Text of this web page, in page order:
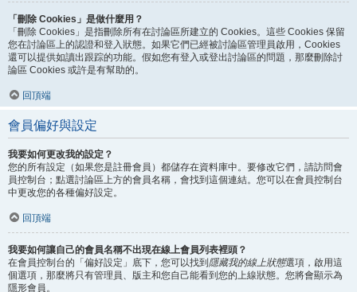
「刪除 Cookies」是做什麼用？
「刪除 Cookies」是指刪除所有在討論區所建立的 Cookies。這些 Cookies 保留
您在討論區上的認證和登入狀態。如果它們已經被討論區管理員啟用，Cookies
還可以提供如讀出跟踪的功能。假如您有登入或登出討論區的問題，那麼刪除討
論區 Cookies 或許是有幫助的。
回頂端
會員偏好與設定
我要如何更改我的設定？
您的所有設定（如果您是註冊會員）都儲存在資料庫中。要修改它們，請訪問會
員控制台；點選討論區上方的會員名稱，會找到這個連結。您可以在會員控制台
中更改您的各種偏好設定。
回頂端
我要如何讓自己的會員名稱不出現在線上會員列表裡頭？
在會員控制台的「偏好設定」底下，您可以找到 隱藏我的線上狀態選項，啟用這
個選項，那麼將只有管理員、版主和您自己能看到您的上線狀態。您將會顯示為
隱形會員。